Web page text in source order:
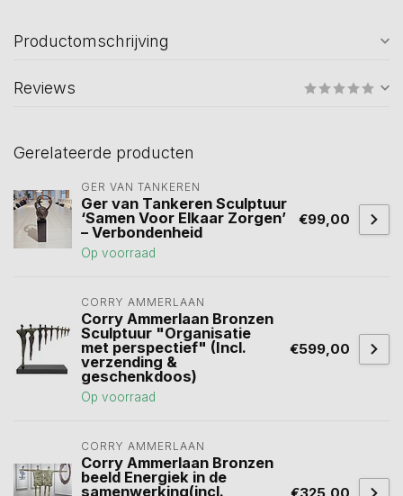
Productomschrijving
Reviews
Gerelateerde producten
GER VAN TANKEREN
Ger van Tankeren Sculptuur
‘Samen Voor Elkaar Zorgen’
– Verbondenheid
Op voorraad
€99,00
CORRY AMMERLAAN
Corry Ammerlaan Bronzen
Sculptuur "Organisatie
met perspectief" (Incl.
verzending &
geschenkdoos)
Op voorraad
€599,00
CORRY AMMERLAAN
Corry Ammerlaan Bronzen
beeld Energiek in de
samenwerking(incl.